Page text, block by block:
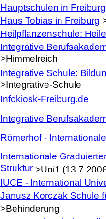
Hauptschulen in Freiburg
Haus Tobias in Freiburg
Heilpflanzenschule:
Integrative
>Himmelreich
Integrative Schule:
>Integrative-Schule
Infokiosk-Freiburg.de
Integrative
Römerhof -
Internationale
Struktur >Uni1
IUCE - International
Janusz Korczak Schule
>Behinderung